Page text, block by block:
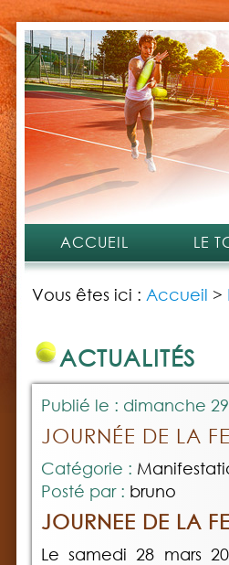
ACCUEIL LE
Vous êtes ici : Accueil >
ACTUALITÉS
Publié le : dimanche
JOURNÉE DE LA
Catégorie :
Posté par : bruno
JOURNEE DE LA
Le samedi 28 mars